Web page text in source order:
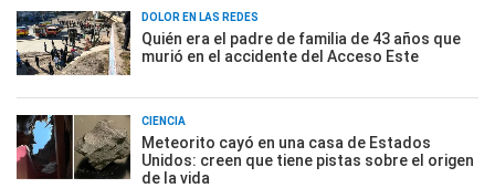
DOLOR EN LAS REDES
Quién era el padre de familia de 43 años que
murió en el accidente del Acceso Este
CIENCIA
Meteorito cayó en una casa de Estados
Unidos: creen que tiene pistas sobre el origen
de la vida